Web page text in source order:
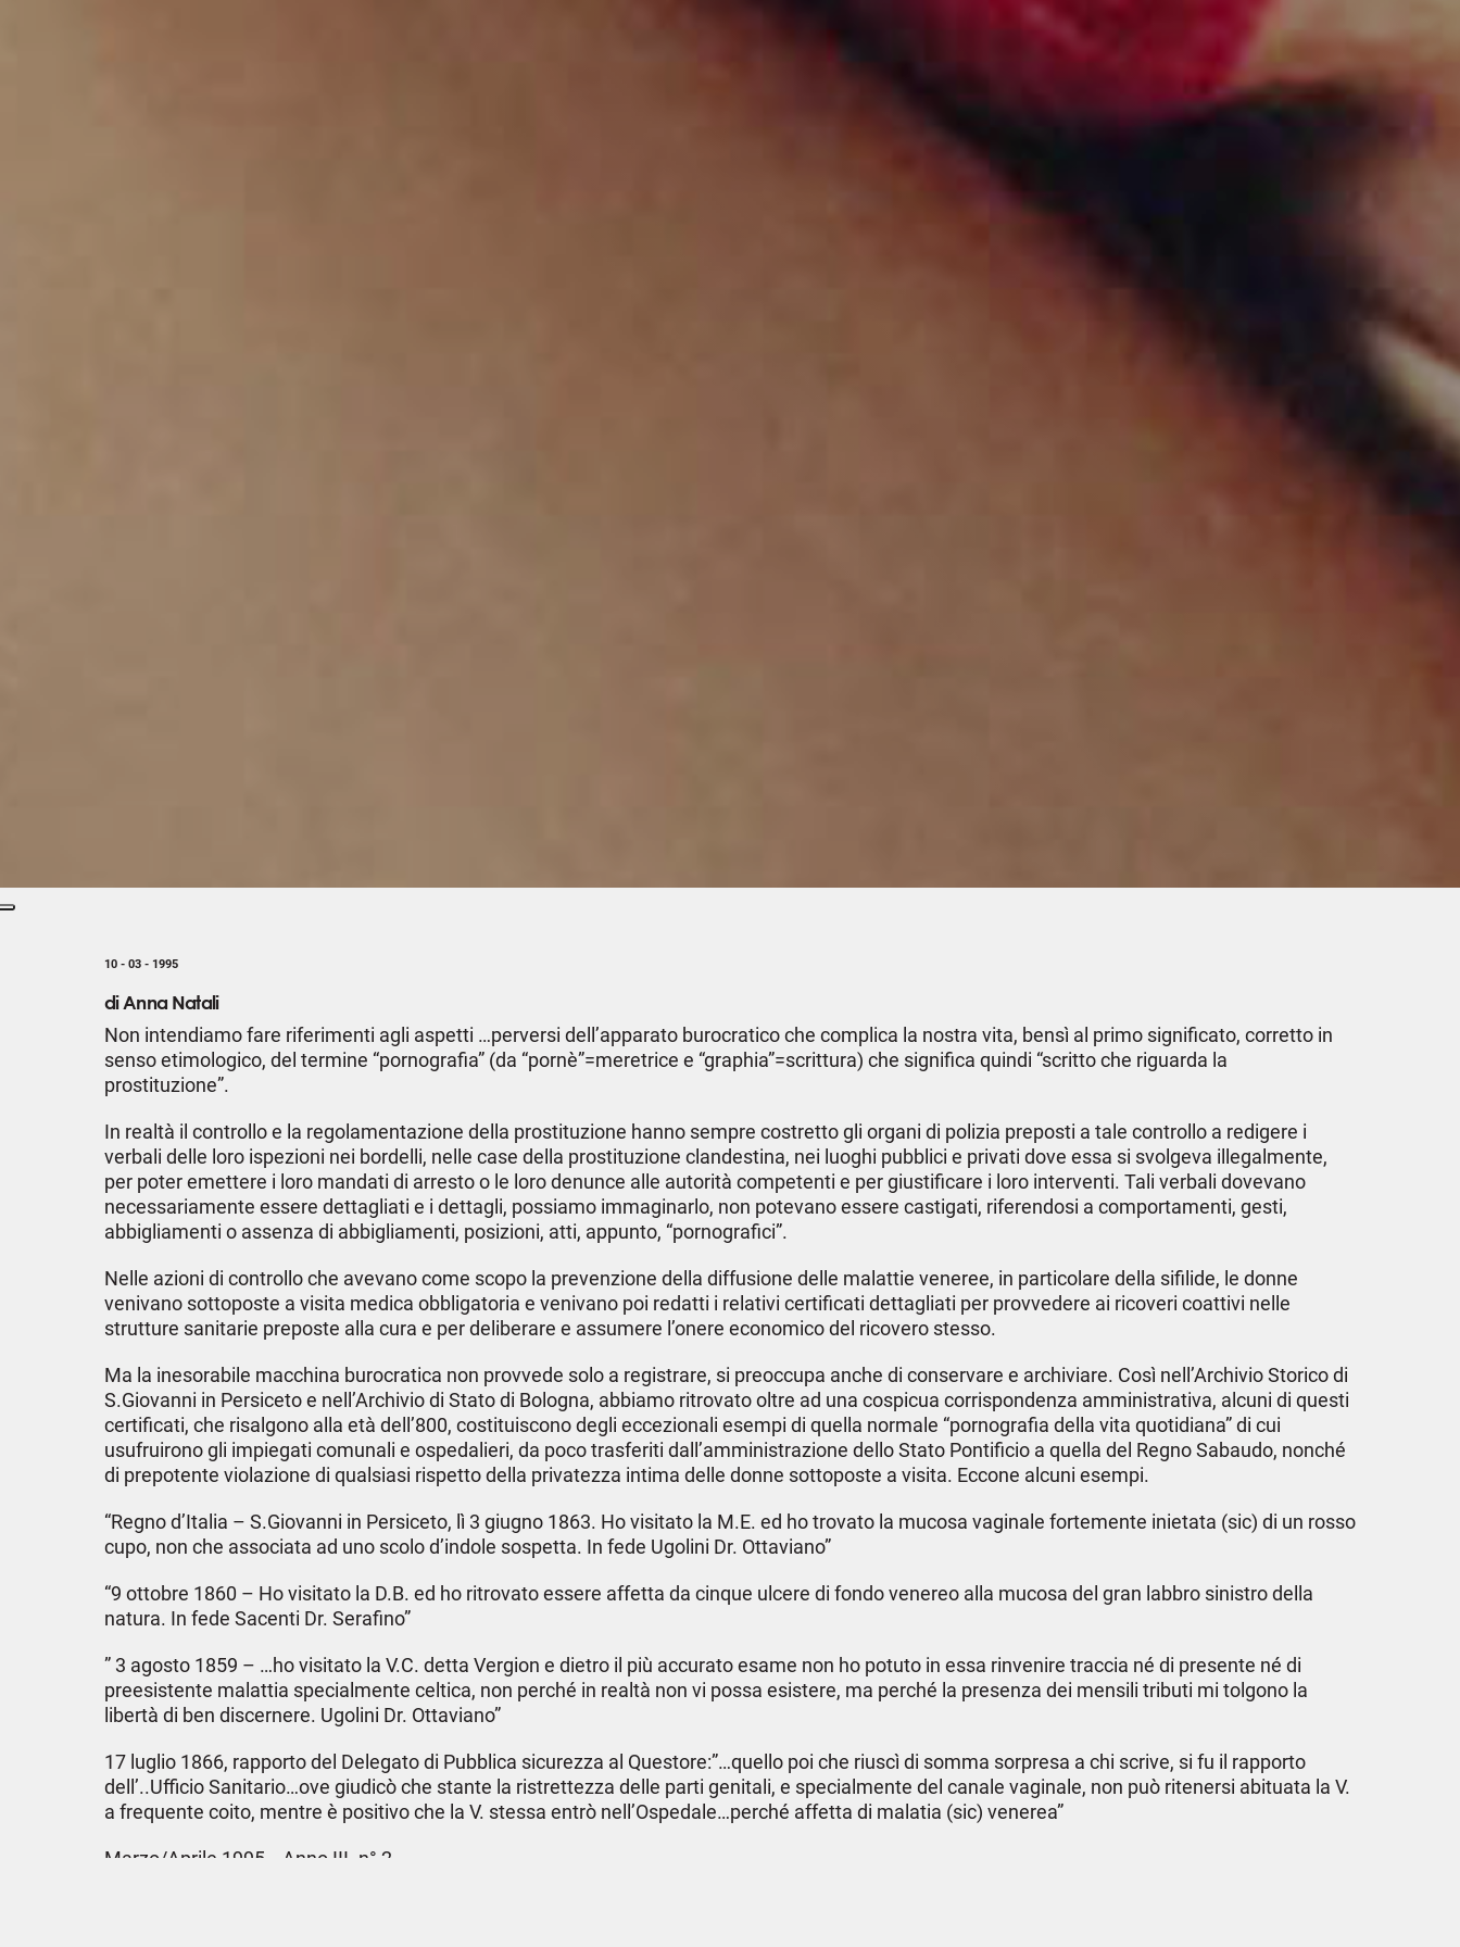
10 - 03 - 1995
di Anna Natali
Non intendiamo fare riferimenti agli aspetti …perversi dell’apparato burocratico che complica la nostra vita, bensì al primo significato, corretto in
senso etimologico, del termine “pornografia” (da “pornè”=meretrice e “graphia”=scrittura) che significa quindi “scritto che riguarda la
prostituzione”.
In realtà il controllo e la regolamentazione della prostituzione hanno sempre costretto gli organi di polizia preposti a tale controllo a redigere i
verbali delle loro ispezioni nei bordelli, nelle case della prostituzione clandestina, nei luoghi pubblici e privati dove essa si svolgeva illegalmente,
per poter emettere i loro mandati di arresto o le loro denunce alle autorità competenti e per giustificare i loro interventi. Tali verbali dovevano
necessariamente essere dettagliati e i dettagli, possiamo immaginarlo, non potevano essere castigati, riferendosi a comportamenti, gesti,
abbigliamenti o assenza di abbigliamenti, posizioni, atti, appunto, “pornografici”.
Nelle azioni di controllo che avevano come scopo la prevenzione della diffusione delle malattie veneree, in particolare della sifilide, le donne
venivano sottoposte a visita medica obbligatoria e venivano poi redatti i relativi certificati dettagliati per provvedere ai ricoveri coattivi nelle
strutture sanitarie preposte alla cura e per deliberare e assumere l’onere economico del ricovero stesso.
Ma la inesorabile macchina burocratica non provvede solo a registrare, si preoccupa anche di conservare e archiviare. Così nell’Archivio Storico di
S.Giovanni in Persiceto e nell’Archivio di Stato di Bologna, abbiamo ritrovato oltre ad una cospicua corrispondenza amministrativa, alcuni di questi
certificati, che risalgono alla età dell’800, costituiscono degli eccezionali esempi di quella normale “pornografia della vita quotidiana” di cui
usufruirono gli impiegati comunali e ospedalieri, da poco trasferiti dall’amministrazione dello Stato Pontificio a quella del Regno Sabaudo, nonché
di prepotente violazione di qualsiasi rispetto della privatezza intima delle donne sottoposte a visita. Eccone alcuni esempi.
“Regno d’Italia – S.Giovanni in Persiceto, lì 3 giugno 1863. Ho visitato la M.E. ed ho trovato la mucosa vaginale fortemente inietata (sic) di un rosso
cupo, non che associata ad uno scolo d’indole sospetta. In fede Ugolini Dr. Ottaviano”
“9 ottobre 1860 – Ho visitato la D.B. ed ho ritrovato essere affetta da cinque ulcere di fondo venereo alla mucosa del gran labbro sinistro della
natura. In fede Sacenti Dr. Serafino”
” 3 agosto 1859 – …ho visitato la V.C. detta Vergion e dietro il più accurato esame non ho potuto in essa rinvenire traccia né di presente né di
preesistente malattia specialmente celtica, non perché in realtà non vi possa esistere, ma perché la presenza dei mensili tributi mi tolgono la
libertà di ben discernere. Ugolini Dr. Ottaviano”
17 luglio 1866, rapporto del Delegato di Pubblica sicurezza al Questore:”…quello poi che riuscì di somma sorpresa a chi scrive, si fu il rapporto
dell’..Ufficio Sanitario…ove giudicò che stante la ristrettezza delle parti genitali, e specialmente del canale vaginale, non può ritenersi abituata la V.
a frequente coito, mentre è positivo che la V. stessa entrò nell’Ospedale…perché affetta di malatia (sic) venerea”
Marzo/Aprile 1995 –Anno III- n° 2